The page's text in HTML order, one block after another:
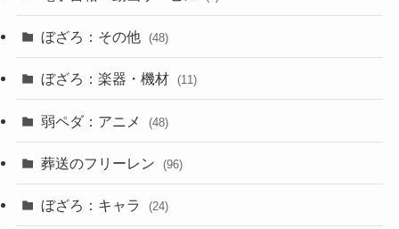
ぼざろ：その他 (48)
ぼざろ：楽器・機材 (11)
弱ペダ：アニメ (48)
葬送のフリーレン (96)
ぼざろ：キャラ (24)